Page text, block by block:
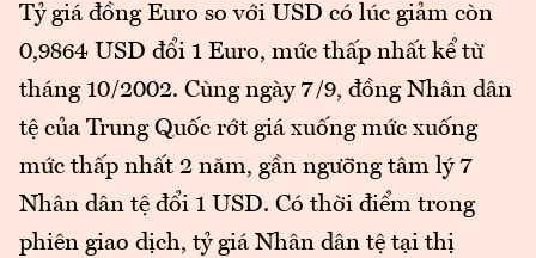
Tỷ giá đồng Euro so với USD có lúc giảm còn
0,9864 USD đổi 1 Euro, mức thấp nhất kể từ
tháng 10/2002. Cùng ngày 7/9, đồng Nhân dân
tệ của Trung Quốc rớt giá xuống mức xuống
mức thấp nhất 2 năm, gần ngưỡng tâm lý 7
Nhân dân tệ đổi 1 USD. Có thời điểm trong
phiên giao dịch, tỷ giá Nhân dân tệ tại thị